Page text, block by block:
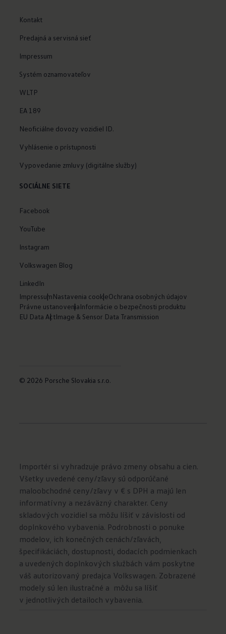
Kontakt
Predajná a servisná sieť
Impressum
Systém oznamovateľov
WLTP
EA 189
Neoficiálne dovozy vozidiel ID.
Vyhlásenie o prístupnosti
Vypovedanie zmluvy (digitálne služby)
SOCIÁLNE SIETE
Facebook
YouTube
Instagram
Volkswagen Blog
LinkedIn
ImpressumNastavenia cookieOchrana osobných údajov
Právne ustanoveniaInformácie o bezpečnosti produktu
EU Data ActImage & Sensor Data Transmission
© 2026 Porsche Slovakia s.r.o.
Importér si vyhradzuje právo zmeny obsahu a cien.
Všetky uvedené ceny/zľavy sú odporúčané
maloobchodné ceny/zľavy v € s DPH a majú len
informatívny a nezáväzný charakter. Ceny
skladových vozidiel sa môžu líšiť v závislosti od
doplnkového vybavenia. Podrobnosti o ponuke
modelov, ich konečných cenách/zľavách,
špecifikáciách, dostupnosti, dodacích podmienkach
a uvedených doplnkových službách vám poskytne
váš autorizovaný predajca Volkswagen. Zobrazené
modely sú len ilustračné a môžu sa líšiť
v jednotlivých detailoch vybavenia.